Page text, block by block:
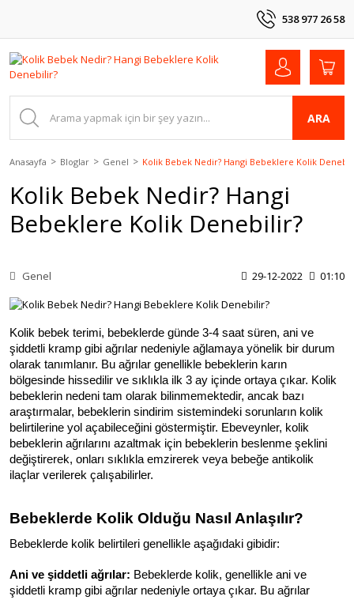
538 977 26 58
ARA
Anasayfa Bloglar Genel Kolik Bebek Nedir? Hangi Bebeklere Kolik
Kolik Bebek Nedir? Hangi
Bebeklere Kolik Denebilir?
Genel 29-12-2022 01:10
Kolik bebek terimi, bebeklerde günde 3-4 saat süren, ani ve
şiddetli kramp gibi ağrılar nedeniyle ağlamaya yönelik bir durum
olarak tanımlanır. Bu ağrılar genellikle bebeklerin karın
bölgesinde hissedilir ve sıklıkla ilk 3 ay içinde ortaya çıkar. Kolik
bebeklerin nedeni tam olarak bilinmemektedir, ancak bazı
araştırmalar, bebeklerin sindirim sistemindeki sorunların kolik
belirtilerine yol açabileceğini göstermiştir. Ebeveynler, kolik
bebeklerin ağrılarını azaltmak için bebeklerin beslenme şeklini
değiştirerek, onları sıklıkla emzirerek veya bebeğe antikolik
ilaçlar verilerek çalışabilirler.
Bebeklerde Kolik Olduğu Nasıl Anlaşılır?
Bebeklerde kolik belirtileri genellikle aşağıdaki gibidir:
Ani ve şiddetli ağrılar: Bebeklerde kolik, genellikle ani ve
şiddetli kramp gibi ağrılar nedeniyle ortaya çıkar. Bu ağrılar